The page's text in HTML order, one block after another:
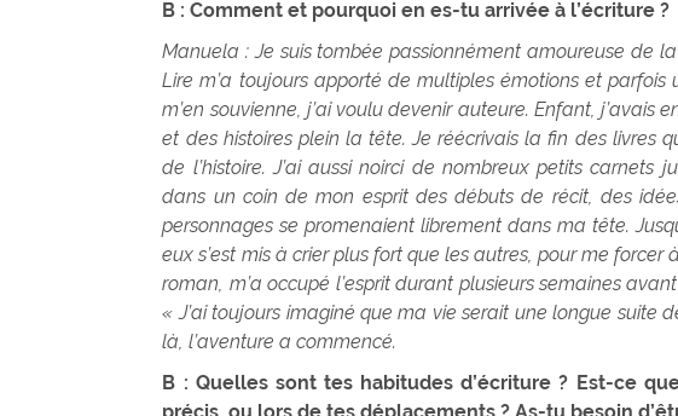
B : Comment et pourquoi en es-tu arrivée à l’écriture ?
Manuela : Je suis tombée passionnément amoureuse de
Lire m’a toujours apporté de multiples émotions et parfois
m’en souvienne, j’ai voulu devenir auteure. Enfant, j’avais
et des histoires plein la tête. Je réécrivais la fin des livres
de l’histoire. J’ai aussi noirci de nombreux petits carnets
dans un coin de mon esprit des débuts de récit, des
personnages se promenaient librement dans ma tête.
eux s’est mis à crier plus fort que les autres, pour me
roman, m’a occupé l’esprit durant plusieurs semaines
« J’ai toujours imaginé que ma vie serait une longue suite
là, l’aventure a commencé.
B : Quelles sont tes habitudes d’écriture ? Est-ce